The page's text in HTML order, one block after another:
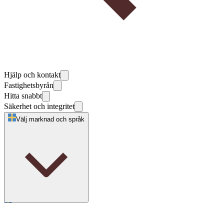
Hjälp och kontakt
Fastighetsbyrån
Hitta snabbt
Säkerhet och integritet
Välj marknad och språk